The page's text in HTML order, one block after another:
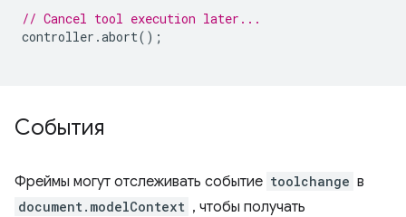
// Cancel tool execution later...
controller .abort();
События
Фреймы могут отслеживать событие toolchange в
document.modelContext , чтобы получать